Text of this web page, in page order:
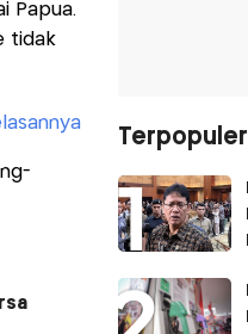
Papua.
tidak
Terpopuler